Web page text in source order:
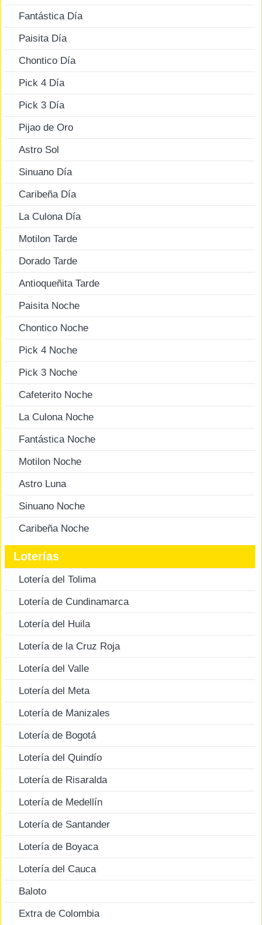
Fantástica Día
Paisita Día
Chontico Día
Pick 4 Día
Pick 3 Día
Pijao de Oro
Astro Sol
Sinuano Día
Caribeña Día
La Culona Día
Motilon Tarde
Dorado Tarde
Antioqueñita Tarde
Paisita Noche
Chontico Noche
Pick 4 Noche
Pick 3 Noche
Cafeterito Noche
La Culona Noche
Fantástica Noche
Motilon Noche
Astro Luna
Sinuano Noche
Caribeña Noche
Loterías
Lotería del Tolima
Lotería de Cundinamarca
Lotería del Huila
Lotería de la Cruz Roja
Lotería del Valle
Lotería del Meta
Lotería de Manizales
Lotería de Bogotá
Lotería del Quindío
Lotería de Risaralda
Lotería de Medellín
Lotería de Santander
Lotería de Boyaca
Lotería del Cauca
Baloto
Extra de Colombia